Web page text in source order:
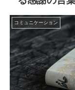
コミュニケーション